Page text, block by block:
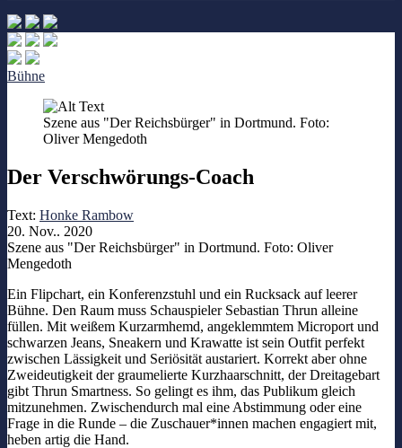
Bühne
Szene aus "Der Reichsbürger" in Dortmund. Foto:
Oliver Mengedoth
Der Verschwörungs-Coach
Text: Honke Rambow
20. Nov.. 2020
Szene aus "Der Reichsbürger" in Dortmund. Foto: Oliver
Mengedoth
Ein Flipchart, ein Konferenzstuhl und ein Rucksack auf leerer
Bühne. Den Raum muss Schauspieler Sebastian Thrun alleine
füllen. Mit weißem Kurzarmhemd, angeklemmtem Microport und
schwarzen Jeans, Sneakern und Krawatte ist sein Outfit perfekt
zwischen Lässigkeit und Seriösität austariert. Korrekt aber ohne
Zweideutigkeit der graumelierte Kurzhaarschnitt, der Dreitagebart
gibt Thrun Smartness. So gelingt es ihm, das Publikum gleich
mitzunehmen. Zwischendurch mal eine Abstimmung oder eine
Frage in die Runde – die Zuschauer*innen machen engagiert mit,
heben artig die Hand.